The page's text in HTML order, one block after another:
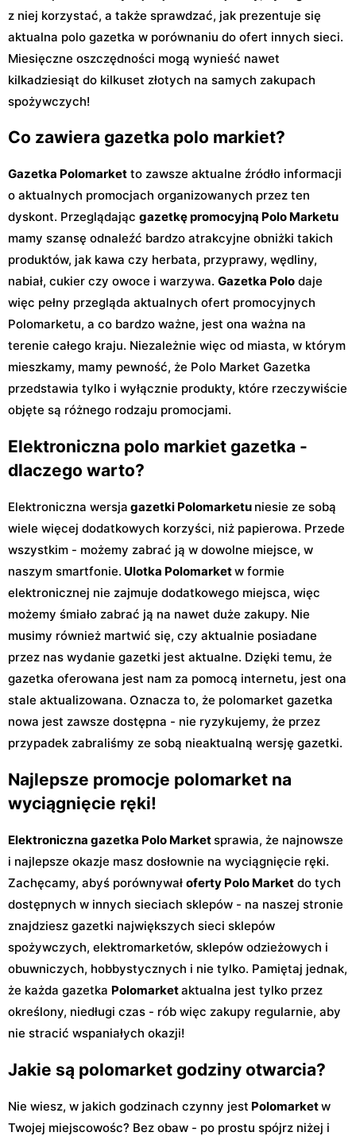
z niej korzystać, a także sprawdzać, jak prezentuje się
aktualna polo gazetka w porównaniu do ofert innych sieci.
Miesięczne oszczędności mogą wynieść nawet
kilkadziesiąt do kilkuset złotych na samych zakupach
spożywczych!
Co zawiera gazetka polo markiet?
Gazetka Polomarket to zawsze aktualne źródło informacji
o aktualnych promocjach organizowanych przez ten
dyskont. Przeglądając gazetkę promocyjną Polo Marketu
mamy szansę odnaleźć bardzo atrakcyjne obniżki takich
produktów, jak kawa czy herbata, przyprawy, wędliny,
nabiał, cukier czy owoce i warzywa. Gazetka Polo daje
więc pełny przegląda aktualnych ofert promocyjnych
Polomarketu, a co bardzo ważne, jest ona ważna na
terenie całego kraju. Niezależnie więc od miasta, w którym
mieszkamy, mamy pewność, że Polo Market Gazetka
przedstawia tylko i wyłącznie produkty, które rzeczywiście
objęte są różnego rodzaju promocjami.
Elektroniczna polo markiet gazetka -
dlaczego warto?
Elektroniczna wersja gazetki Polomarketu niesie ze sobą
wiele więcej dodatkowych korzyści, niż papierowa. Przede
wszystkim - możemy zabrać ją w dowolne miejsce, w
naszym smartfonie. Ulotka Polomarketw formie
elektronicznej nie zajmuje dodatkowego miejsca, więc
możemy śmiało zabrać ją na nawet duże zakupy. Nie
musimy również martwić się, czy aktualnie posiadane
przez nas wydanie gazetki jest aktualne. Dzięki temu, że
gazetka oferowana jest nam za pomocą internetu, jest ona
stale aktualizowana. Oznacza to, że polomarket gazetka
nowa jest zawsze dostępna - nie ryzykujemy, że przez
przypadek zabraliśmy ze sobą nieaktualną wersję gazetki.
Najlepsze promocje polomarket na
wyciągnięcie ręki!
Elektroniczna gazetka Polo Market sprawia, że najnowsze
i najlepsze okazje masz dosłownie na wyciągnięcie ręki.
Zachęcamy, abyś porównywał oferty Polo Market do tych
dostępnych w innych sieciach sklepów - na naszej stronie
znajdziesz gazetki największych sieci sklepów
spożywczych, elektromarketów, sklepów odzieżowych i
obuwniczych, hobbystycznych i nie tylko. Pamiętaj jednak,
że każda gazetka Polomarketaktualna jest tylko przez
określony, niedługi czas - rób więc zakupy regularnie, aby
nie stracić wspaniałych okazji!
Jakie są polomarket godziny otwarcia?
Nie wiesz, w jakich godzinach czynny jest Polomarketw
Twojej miejscowośc? Bez obaw - po prostu spójrz niżej i